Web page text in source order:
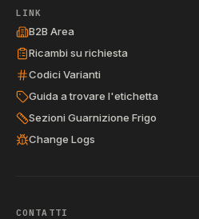
LINK
B2B Area
Ricambi su richiesta
Codici Varianti
Guida a trovare l'etichetta
Sezioni Guarnizione Frigo
Change Logs
CONTATTI